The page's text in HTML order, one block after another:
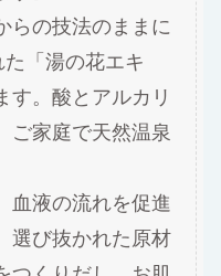
らの技法のままに
「湯の花エキ
す。酸とアルカリ
ご家庭で天然温泉
血液の流れを促進
選び抜かれた原材